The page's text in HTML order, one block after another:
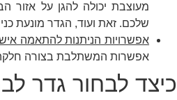
מעוצבת יכולה להגן על אזור
שלכם. זאת ועוד, הגדר מונעת
אפשרויות הניתנות להתאמה
אפשרות המשתלבת בצורה
כיצד לבחור גדר